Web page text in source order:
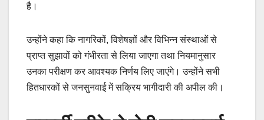
है।
उन्होंने कहा कि नागरिकों, विशेषज्ञों और विभिन्न संस्थाओं से
प्राप्त सुझावों को गंभीरता से लिया जाएगा तथा नियमानुसार
उनका परीक्षण कर आवश्यक निर्णय लिए जाएंगे। उन्होंने सभी
हितधारकों से जनसुनवाई में सक्रिय भागीदारी की अपील की।